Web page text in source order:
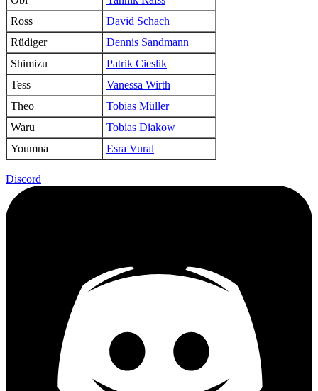
Ross
David Schach
Rüdiger
Dennis Sandmann
Shimizu
Patrik Cieslik
Tess
Vanessa Wirth
Theo
Tobias Müller
Waru
Tobias Diakow
Youmna
Esra Vural
Discord